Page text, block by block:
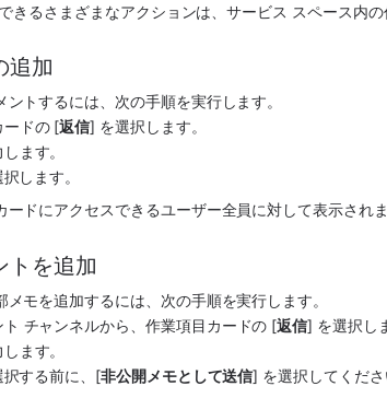
きるさまざまなアクションは、サービス スペース内の
追加
ントするには、次の手順を実行します。
ードの [返信] を選択します。
ます。
します。
ードにアクセスできるユーザー全員に対して表示されま
トを追加
メモを追加するには、次の手順を実行します。
ト チャンネルから、作業項目カードの [返信] を選択し
ます。
する前に、[非公開メモとして送信] を選択してくださ